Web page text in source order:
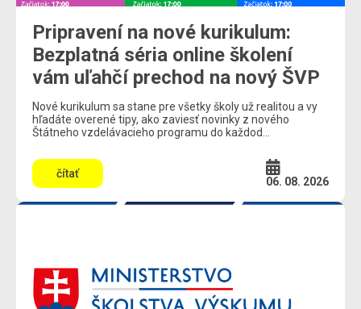
Pripravení na nové kurikulum:
Bezplatná séria online školení
vám uľahčí prechod na nový ŠVP
Nové kurikulum sa stane pre všetky školy už realitou a vy
hľadáte overené tipy, ako zaviesť novinky z nového
Štátneho vzdelávacieho programu do každod...
čítať
06. 08. 2026